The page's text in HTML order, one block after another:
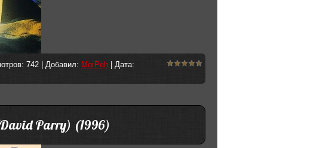
742 | Добавил: MorPeh | Дата:
Parry) (1996)